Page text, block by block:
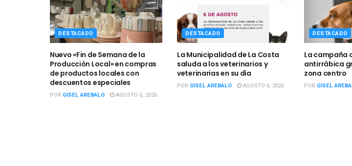
DESTACADO
Nuevo «Fin de Semana de la
Producción Local» en compras
de productos locales con
descuentos especiales
POR GISEL AREBALO AGOSTO 6, 2026
DESTACADO
La Municipalidad de La Costa
saluda a los veterinarios y
veterinarias en su día
POR GISEL AREBALO AGOSTO 6, 2026
DESTACADO
La campaña
antirrábica
zona centro
POR GISEL